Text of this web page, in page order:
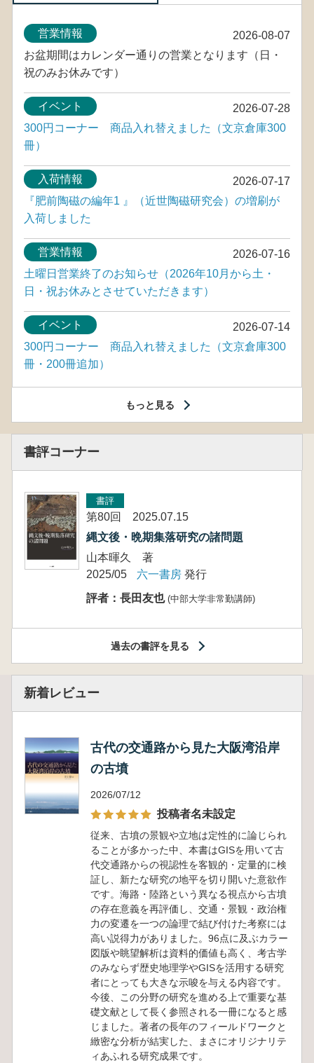
2026-08-07
営業情報
お盆期間はカレンダー通りの営業となります（日・
祝のみお休みです）
2026-07-28
イベント
300円コーナー 商品入れ替えました（文京倉庫300
冊）
2026-07-17
入荷情報
『肥前陶磁の編年1 』（近世陶磁研究会）の増刷が
入荷しました
2026-07-16
営業情報
土曜日営業終了のお知らせ（2026年10月から土・
日・祝お休みとさせていただきます）
2026-07-14
イベント
300円コーナー 商品入れ替えました（文京倉庫300
冊・200冊追加）
もっと見る
書評コーナー
書評
第80回 2025.07.15
縄文後・晩期集落研究の諸問題
山本暉久 著
2025/05
六一書房 発行
評者：長田友也 (中部大学非常勤講師)
過去の書評を見る
新着レビュー
古代の交通路から見た大阪湾沿岸
の古墳
2026/07/12
投稿者名未設定
従来、古墳の景観や立地は定性的に論じられ
ることが多かった中、本書はGISを用いて古
代交通路からの視認性を客観的・定量的に検
証し、新たな研究の地平を切り開いた意欲作
です。海路・陸路という異なる視点から古墳
の存在意義を再評価し、交通・景観・政治権
力の変遷を一つの論理で結び付けた考察には
高い説得力がありました。96点に及ぶカラー
図版や眺望解析は資料的価値も高く、考古学
のみならず歴史地理学やGISを活用する研究
者にとっても大きな示唆を与える内容です。
今後、この分野の研究を進める上で重要な基
礎文献として長く参照される一冊になると感
じました。著者の長年のフィールドワークと
緻密な分析が結実した、まさにオリジナリテ
ィあふれる研究成果です。